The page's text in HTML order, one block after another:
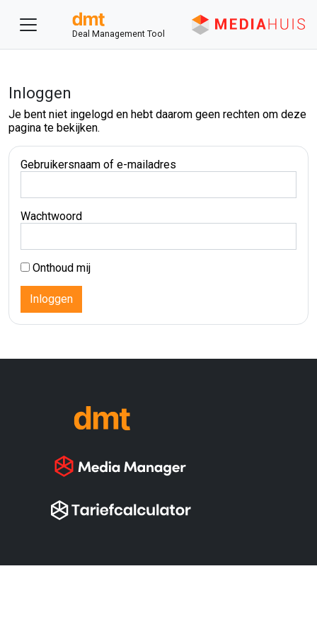
Deal Management Tool
Inloggen
Je bent niet ingelogd en hebt daarom geen rechten om deze
pagina te bekijken.
Gebruikersnaam of e-mailadres
Wachtwoord
Onthoud mij